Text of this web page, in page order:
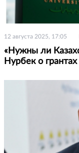
12 августа 2025, 17:05
«Нужны ли
Нурбек о